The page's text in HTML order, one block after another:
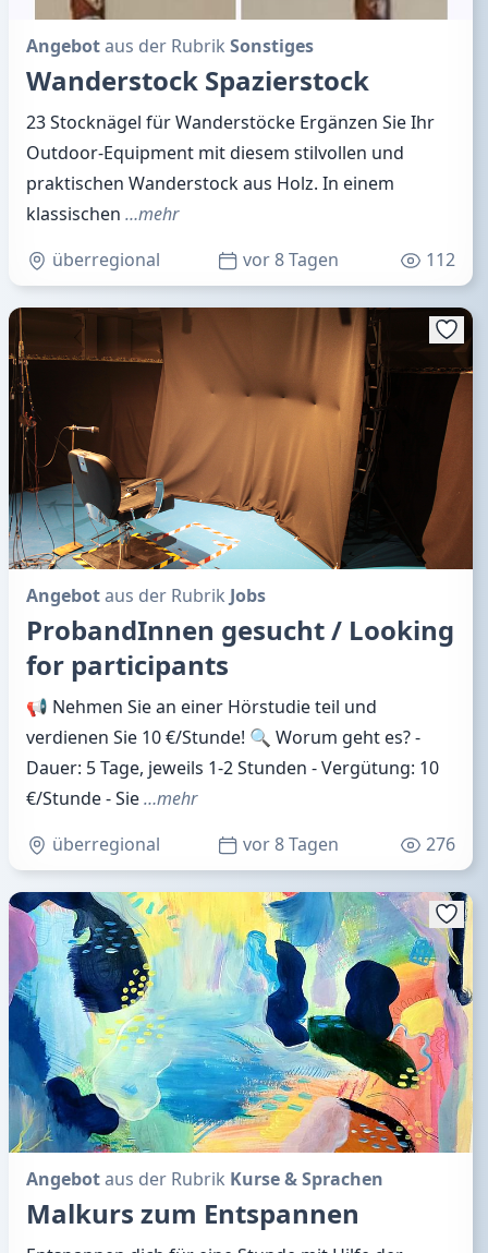
Angebotaus der Rubrik Sonstiges
Wanderstock Spazierstock
23 Stocknägel für Wanderstöcke Ergänzen Sie Ihr
Outdoor-Equipment mit diesem stilvollen und
praktischen Wanderstock aus Holz. In einem
klassischen …mehr
überregional
vor 8 Tagen 112
Angebotaus der Rubrik Jobs
ProbandInnen gesucht / Looking
for participants
📢 Nehmen Sie an einer Hörstudie teil und
verdienen Sie 10 €/Stunde! 🔍 Worum geht es? -
Dauer: 5 Tage, jeweils 1-2 Stunden - Vergütung: 10
€/Stunde - Sie…mehr
überregional
vor 8 Tagen 276
Angebotaus der Rubrik Kurse & Sprachen
Malkurs zum Entspannen